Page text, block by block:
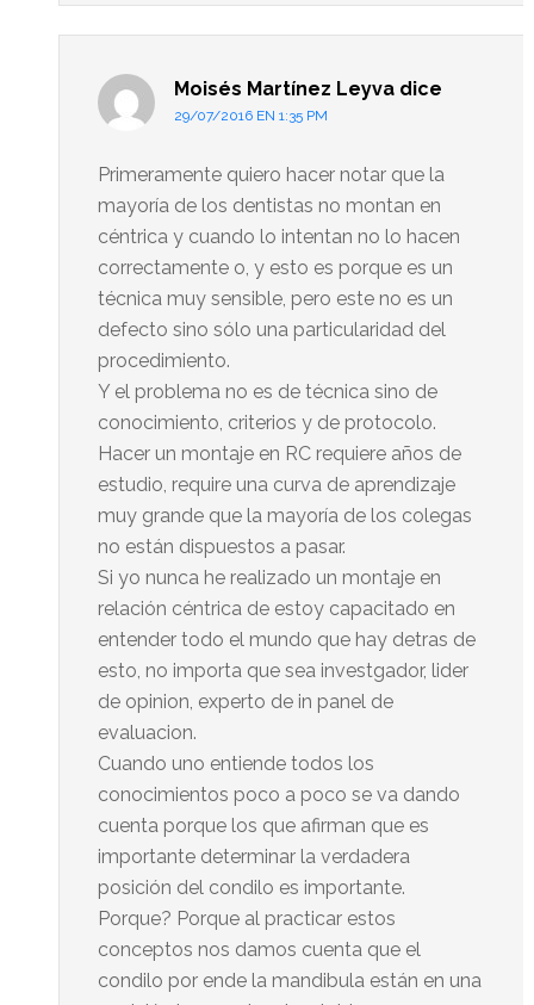
Moisés Martínez Leyva dice
29/07/2016 EN 1:35 PM
Primeramente quiero hacer notar que la
mayoría de los dentistas no montan en
céntrica y cuando lo intentan no lo hacen
correctamente o, y esto es porque es un
técnica muy sensible, pero este no es un
defecto sino sólo una particularidad del
procedimiento.
Y el problema no es de técnica sino de
conocimiento, criterios y de protocolo.
Hacer un montaje en RC requiere años de
estudio, require una curva de aprendizaje
muy grande que la mayoría de los colegas
no están dispuestos a pasar.
Si yo nunca he realizado un montaje en
relación céntrica de estoy capacitado en
entender todo el mundo que hay detras de
esto, no importa que sea investgador, lider
de opinion, experto de in panel de
evaluacion.
Cuando uno entiende todos los
conocimientos poco a poco se va dando
cuenta porque los que afirman que es
importante determinar la verdadera
posición del condilo es importante.
Porque? Porque al practicar estos
conceptos nos damos cuenta que el
condilo por ende la mandibula están en una